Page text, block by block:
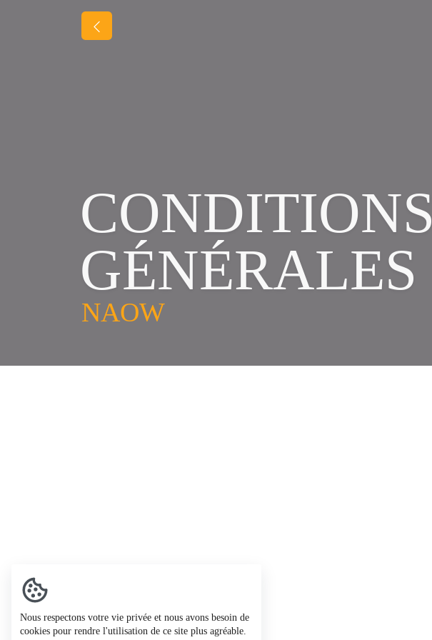
CONDITIONS
GÉNÉRALES
NAOW
Nous respectons votre vie privée et nous avons besoin de
cookies pour rendre l'utilisation de ce site plus agréable.